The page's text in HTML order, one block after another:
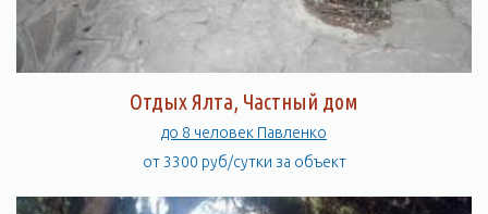
Отдых Ялта, Частный дом
до 8 человек Павленко
от 3300 руб/сутки за объект